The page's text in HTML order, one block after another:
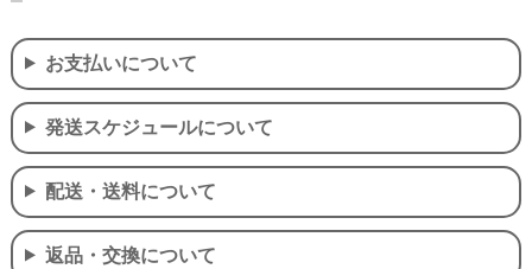
お支払いについて
発送スケジュールについて
配送・送料について
返品・交換について